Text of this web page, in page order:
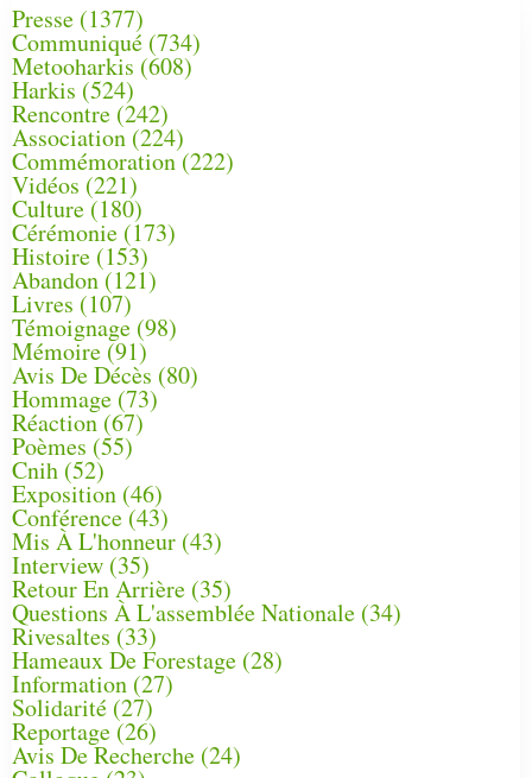
Presse (1377)
Communiqué (734)
Metooharkis (608)
Harkis (524)
Rencontre (242)
Association (224)
Commémoration(222)
Vidéos (221)
Culture(180)
Cérémonie (173)
Histoire (153)
Abandon(121)
Livres (107)
Témoignage (98)
Mémoire (91)
Avis De Décès (80)
Hommage (73)
Réaction(67)
Poèmes (55)
Cnih (52)
Exposition (46)
Conférence(43)
Mis À L'honneur (43)
Interview (35)
Retour En Arrière (35)
Questions À L'assemblée Nationale (34)
Rivesaltes (33)
Hameaux De Forestage (28)
Information (27)
Solidarité (27)
Reportage(26)
Avis De Recherche (24)